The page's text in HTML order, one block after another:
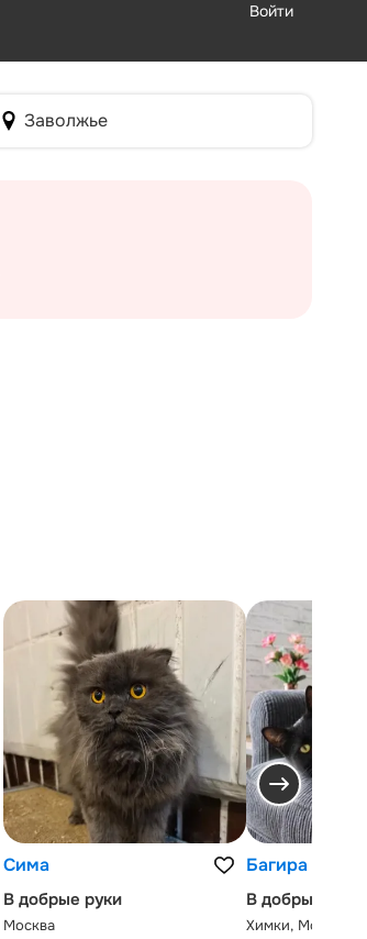
Войти
Заволжье
Сима
В добрые руки
Москва
Багира
В добрые руки
Химки,